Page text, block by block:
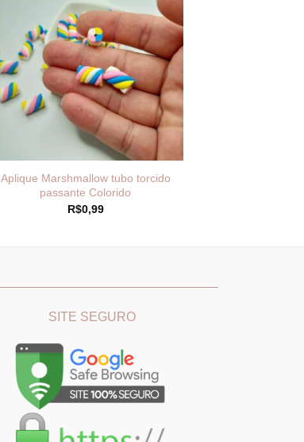
Aplique Marshmallow tubo torcido
passante Colorido
R$0,99
SITE SEGURO